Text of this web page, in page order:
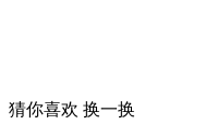
猜你喜欢 换一换